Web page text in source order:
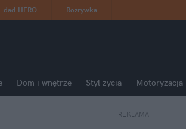
dad:HERO Rozrywka
Dom i wnętrze Styl życia Motoryzacja
REKLAMA